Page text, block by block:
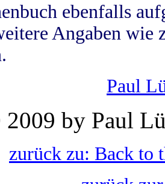
ebenfalls
Angaben wie
Paul
by Paul
zurück zu: Back to